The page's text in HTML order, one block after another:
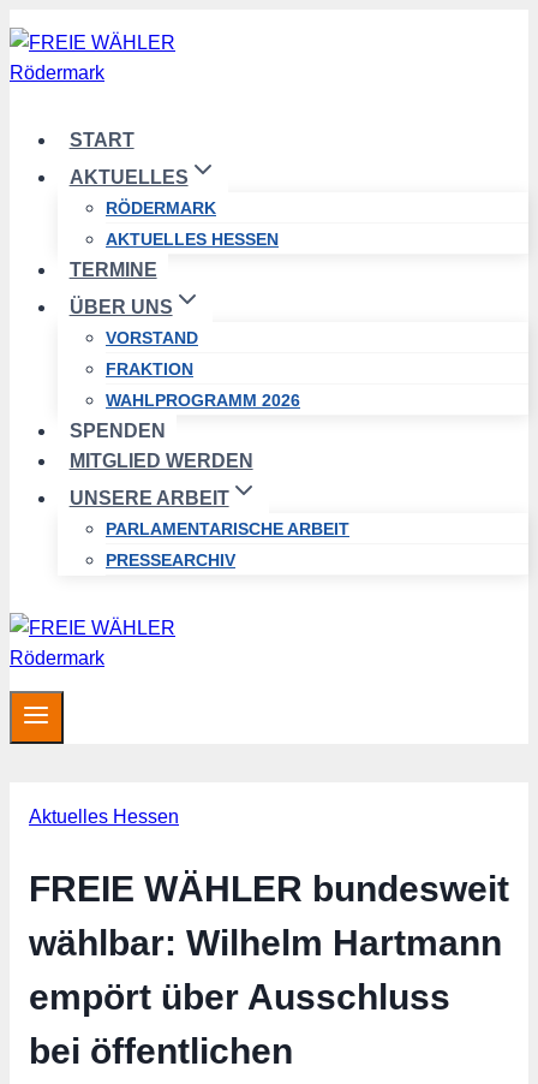
Zum
Inhalt
springen
START
AKTUELLES
RÖDERMARK
AKTUELLES HESSEN
TERMINE
ÜBER UNS
VORSTAND
FRAKTION
WAHLPROGRAMM 2026
SPENDEN
MITGLIED WERDEN
UNSERE ARBEIT
PARLAMENTARISCHE ARBEIT
PRESSEARCHIV
Aktuelles Hessen
FREIE WÄHLER bundesweit
wählbar: Wilhelm Hartmann
empört über Ausschluss
bei öffentlichen